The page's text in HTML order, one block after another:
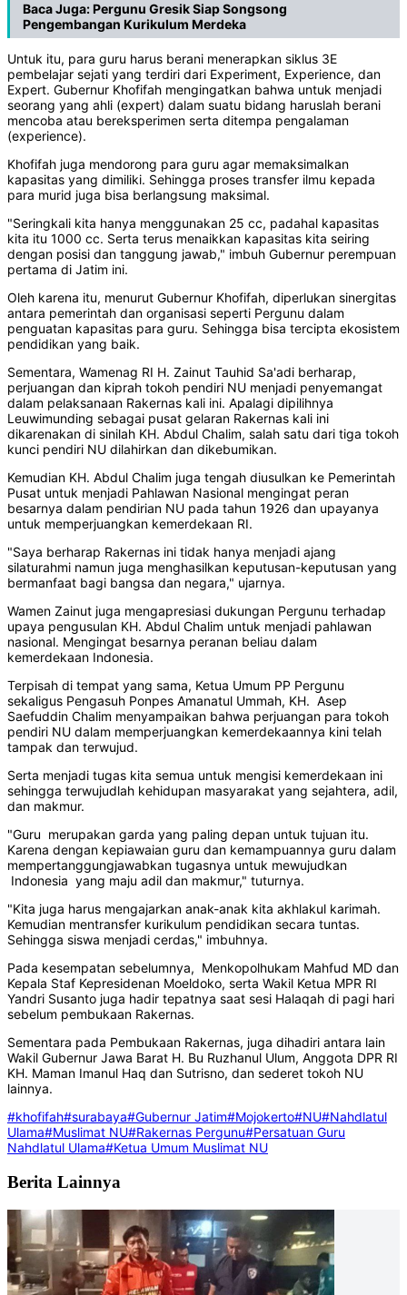
Baca Juga:Pergunu Gresik Siap Songsong
Pengembangan Kurikulum Merdeka
Untuk itu, para guru harus berani menerapkan siklus 3E
pembelajar sejati yang terdiri dari Experiment, Experience, dan
Expert. Gubernur Khofifah mengingatkan bahwa untuk menjadi
seorang yang ahli (expert) dalam suatu bidang haruslah berani
mencoba atau bereksperimen serta ditempa pengalaman
(experience).
Khofifah juga mendorong para guru agar memaksimalkan
kapasitas yang dimiliki. Sehingga proses transfer ilmu kepada
para murid juga bisa berlangsung maksimal.
"Seringkali kita hanya menggunakan 25 cc, padahal kapasitas
kita itu 1000 cc. Serta terus menaikkan kapasitas kita seiring
dengan posisi dan tanggung jawab," imbuh Gubernur perempuan
pertama di Jatim ini.
Oleh karena itu, menurut Gubernur Khofifah, diperlukan sinergitas
antara pemerintah dan organisasi seperti Pergunu dalam
penguatan kapasitas para guru. Sehingga bisa tercipta ekosistem
pendidikan yang baik.
Sementara, Wamenag RI H. Zainut Tauhid Sa'adi berharap,
perjuangan dan kiprah tokoh pendiri NU menjadi penyemangat
dalam pelaksanaan Rakernas kali ini. Apalagi dipilihnya
Leuwimunding sebagai pusat gelaran Rakernas kali ini
dikarenakan di sinilah KH. Abdul Chalim, salah satu dari tiga tokoh
kunci pendiri NU dilahirkan dan dikebumikan.
Kemudian KH. Abdul Chalim juga tengah diusulkan ke Pemerintah
Pusat untuk menjadi Pahlawan Nasional mengingat peran
besarnya dalam pendirian NU pada tahun 1926 dan upayanya
untuk memperjuangkan kemerdekaan RI.
"Saya berharap Rakernas ini tidak hanya menjadi ajang
silaturahmi namun juga menghasilkan keputusan-keputusan yang
bermanfaat bagi bangsa dan negara," ujarnya.
Wamen Zainut juga mengapresiasi dukungan Pergunu terhadap
upaya pengusulan KH. Abdul Chalim untuk menjadi pahlawan
nasional. Mengingat besarnya peranan beliau dalam
kemerdekaan Indonesia.
Terpisah di tempat yang sama, Ketua Umum PP Pergunu
sekaligus Pengasuh Ponpes Amanatul Ummah, KH. Asep
Saefuddin Chalim menyampaikan bahwa perjuangan para tokoh
pendiri NU dalam memperjuangkan kemerdekaannya kini telah
tampak dan terwujud.
Serta menjadi tugas kita semua untuk mengisi kemerdekaan ini
sehingga terwujudlah kehidupan masyarakat yang sejahtera, adil,
dan makmur.
"Guru merupakan garda yang paling depan untuk tujuan itu.
Karena dengan kepiawaian guru dan kemampuannya guru dalam
mempertanggungjawabkan tugasnya untuk mewujudkan
Indonesia yang maju adil dan makmur," tuturnya.
"Kita juga harus mengajarkan anak-anak kita akhlakul karimah.
Kemudian mentransfer kurikulum pendidikan secara tuntas.
Sehingga siswa menjadi cerdas," imbuhnya.
Pada kesempatan sebelumnya, Menkopolhukam Mahfud MD dan
Kepala Staf Kepresidenan Moeldoko, serta Wakil Ketua MPR RI
Yandri Susanto juga hadir tepatnya saat sesi Halaqah di pagi hari
sebelum pembukaan Rakernas.
Sementara pada Pembukaan Rakernas, juga dihadiri antara lain
Wakil Gubernur Jawa Barat H. Bu Ruzhanul Ulum, Anggota DPR RI
KH. Maman Imanul Haq dan Sutrisno, dan sederet tokoh NU
lainnya.
#khofifah#surabaya#Gubernur Jatim#Mojokerto#NU#Nahdlatul
Ulama#Muslimat NU#Rakernas Pergunu#Persatuan Guru
Nahdlatul Ulama#Ketua Umum Muslimat NU
Berita Lainnya